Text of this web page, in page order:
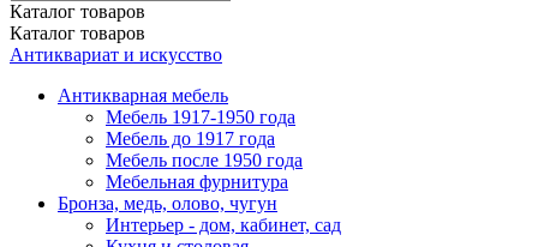
Каталог товаров
Каталог товаров
Антиквариат и искусство
Антикварная мебель
Мебель 1917-1950 года
Мебель до 1917 года
Мебель после 1950 года
Мебельная фурнитура
Бронза, медь, олово, чугун
Интерьер - дом, кабинет, сад